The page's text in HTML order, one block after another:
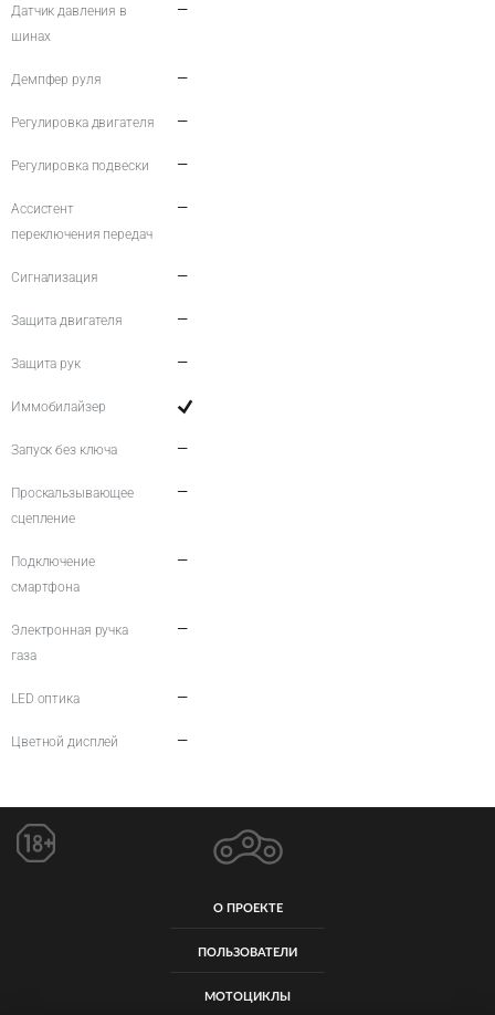
Датчик давления в
шинах
—
Демпфер руля —
Регулировка двигателя —
Регулировка подвески —
Ассистент
переключения передач
—
Сигнализация —
Защита двигателя —
Защита рук —
Иммобилайзер
Запуск без ключа —
Проскальзывающее
сцепление
—
Подключение
смартфона
—
Электронная ручка
газа
—
LED оптика —
Цветной дисплей —
О ПРОЕКТЕ
ПОЛЬЗОВАТЕЛИ
МОТОЦИКЛЫ